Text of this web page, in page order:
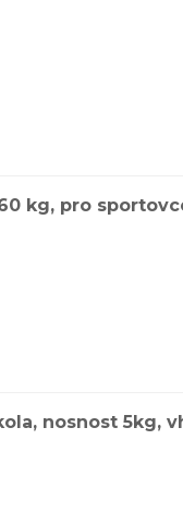
kg, pro
nosnost 5kg,